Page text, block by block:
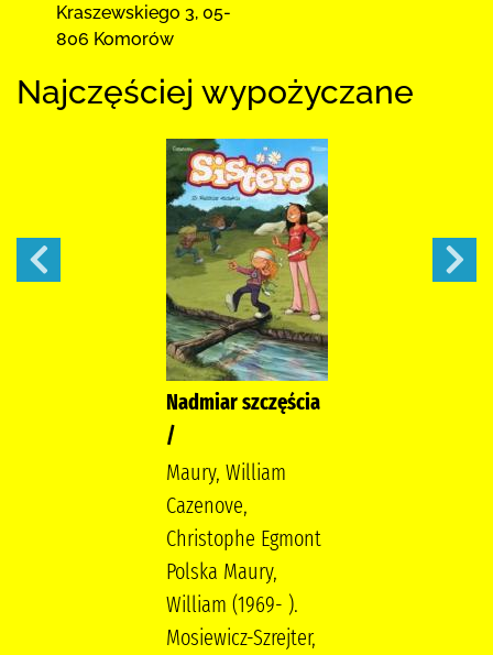
Kraszewskiego 3, 05-
806 Komorów
Najczęściej wypożyczane
Nadmiar szczęścia
/
Maury, William
Cazenove,
Christophe Egmont
Polska Maury,
William (1969- ).
Mosiewicz-Szrejter,